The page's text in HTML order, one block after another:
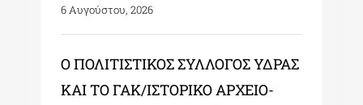
6 Αυγούστου, 2026
Ο ΠΟΛΙΤΙΣΤΙΚΟΣ ΣΥΛΛΟΓΟΣ ΥΔΡΑΣ
ΚΑΙ ΤΟ ΓΑΚ/ΙΣΤΟΡΙΚΟ ΑΡΧΕΙΟ-